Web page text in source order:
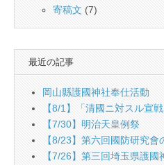
寄稿文 (7)
最近の記事
岡山縣護國神社奉仕活動
【8/1】「清國ニ対スル宣
【7/30】明治天皇例祭
【8/23】第六回國防研究會
【7/26】第三回埼玉県護國